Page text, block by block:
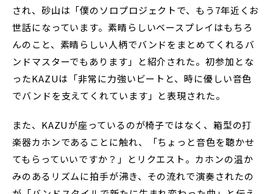
され、砂山は「僕のソロプロジェクトで、もう7年近くお
世話になっています。素晴らしいベースプレイはもちろ
んのこと、素晴らしい人柄でバンドをまとめてくれるバ
ンドマスターでもあります」と紹介された。初参加とな
ったKAZUは「非常に力強いビートと、時に優しい音色
でバンドを支えてくれています」と表現された。
また、KAZUが座っているのが椅子ではなく、箱型の打
楽器カホンであることに触れ、「ちょっと音色を聴かせ
てもらっていいですか？」とリクエスト。カホンの温か
みのあるリズムに拍手が沸き、その流れで演奏されたの